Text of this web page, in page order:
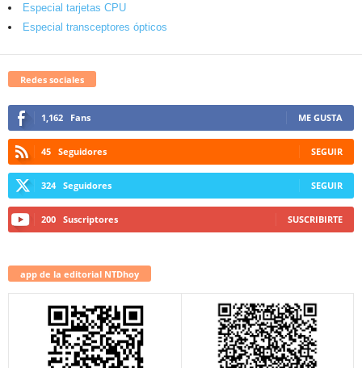
Especial tarjetas CPU
Especial transceptores ópticos
Redes sociales
1,162 Fans ME GUSTA
45 Seguidores SEGUIR
324 Seguidores SEGUIR
200 Suscriptores SUSCRIBIRTE
app de la editorial NTDhoy